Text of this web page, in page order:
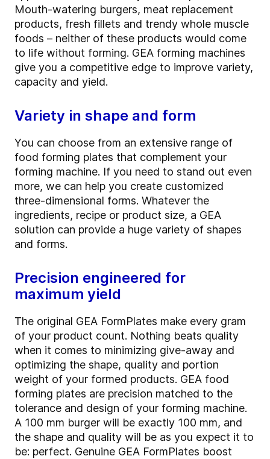
Mouth-watering burgers, meat replacement
products, fresh fillets and trendy whole muscle
foods – neither of these products would come
to life without forming. GEA forming machines
give you a competitive edge to improve variety,
capacity and yield.
Variety in shape and form
You can choose from an extensive range of
food forming plates that complement your
forming machine. If you need to stand out even
more, we can help you create customized
three-dimensional forms. Whatever the
ingredients, recipe or product size, a GEA
solution can provide a huge variety of shapes
and forms.
Precision engineered for
maximum yield
The original GEA FormPlates make every gram
of your product count. Nothing beats quality
when it comes to minimizing give-away and
optimizing the shape, quality and portion
weight of your formed products. GEA food
forming plates are precision matched to the
tolerance and design of your forming machine.
A 100 mm burger will be exactly 100 mm, and
the shape and quality will be as you expect it to
be: perfect. Genuine GEA FormPlates boost